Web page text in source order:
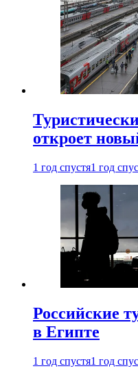
откроет
1 год спустя1 год
Российские
в Египте
1 год спустя1 год